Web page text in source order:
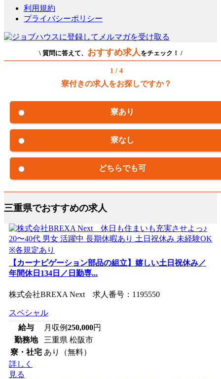
利用規約
プライバシーポリシー
\ 質問に答えて、 おすすめ求人 をチェック！ /
1 / 4
寮付きの求人をお探しですか？
寮あり
寮なし
どちらでも可
三重県でおすすめの求人
【カーナビゲーション部品の組立】嬉しい土日祝休み／
年間休日134日／日勤専...
株式会社BREXA Next 求人番号：1195550
スペシャル
給与
月収例250,000円
勤務地
三重県 松阪市
寮・社宅 あり（無料）
詳しく
見る